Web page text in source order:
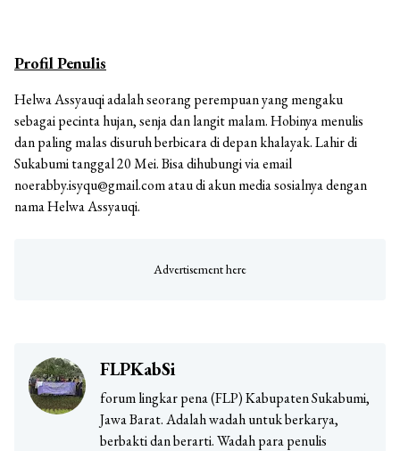
Profil Penulis
Helwa Assyauqi adalah seorang perempuan yang mengaku
sebagai pecinta hujan, senja dan langit malam. Hobinya menulis
dan paling malas disuruh berbicara di depan khalayak. Lahir di
Sukabumi tanggal 20 Mei. Bisa dihubungi via email
noerabby.isyqu@gmail.com atau di akun media sosialnya dengan
nama Helwa Assyauqi.
FLPKabSi
forum lingkar pena (FLP) Kabupaten Sukabumi,
Jawa Barat. Adalah wadah untuk berkarya,
berbakti dan berarti. Wadah para penulis